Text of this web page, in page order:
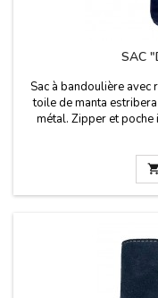
SAC
Sac à bandoulière
toile de manta
métal. Zipper et poche
transporter vos choses
